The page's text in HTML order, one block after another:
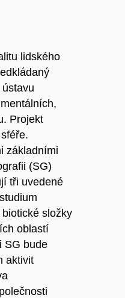
lidského
Projekt
základními
(SG)
tři uvedené
složky
oblastí
SG bude
aktivit